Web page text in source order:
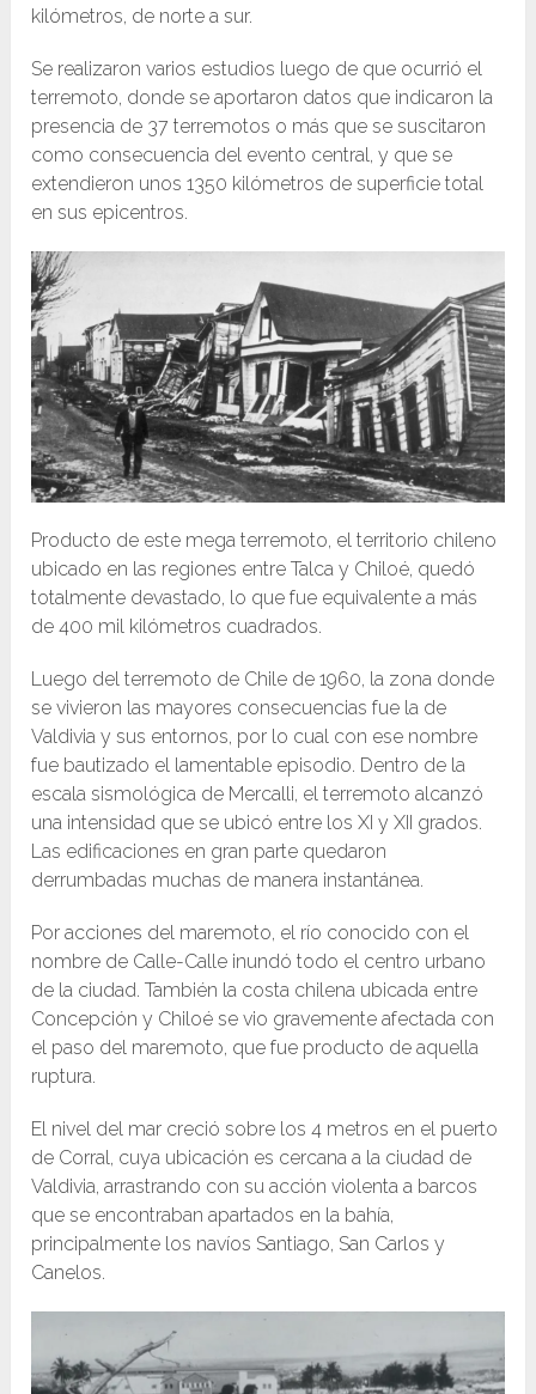
kilómetros, de norte a sur.
Se realizaron varios estudios luego de que ocurrió el
terremoto, donde se aportaron datos que indicaron la
presencia de 37 terremotos o más que se suscitaron
como consecuencia del evento central, y que se
extendieron unos 1350 kilómetros de superficie total
en sus epicentros.
Producto de este mega terremoto, el territorio chileno
ubicado en las regiones entre Talca y Chiloé, quedó
totalmente devastado, lo que fue equivalente a más
de 400 mil kilómetros cuadrados.
Luego del terremoto de Chile de 1960, la zona donde
se vivieron las mayores consecuencias fue la de
Valdivia y sus entornos, por lo cual con ese nombre
fue bautizado el lamentable episodio. Dentro de la
escala sismológica de Mercalli, el terremoto alcanzó
una intensidad que se ubicó entre los XI y XII grados.
Las edificaciones en gran parte quedaron
derrumbadas muchas de manera instantánea.
Por acciones del maremoto, el río conocido con el
nombre de Calle-Calle inundó todo el centro urbano
de la ciudad. También la costa chilena ubicada entre
Concepción y Chiloé se vio gravemente afectada con
el paso del maremoto, que fue producto de aquella
ruptura.
El nivel del mar creció sobre los 4 metros en el puerto
de Corral, cuya ubicación es cercana a la ciudad de
Valdivia, arrastrando con su acción violenta a barcos
que se encontraban apartados en la bahía,
principalmente los navíos Santiago, San Carlos y
Canelos.